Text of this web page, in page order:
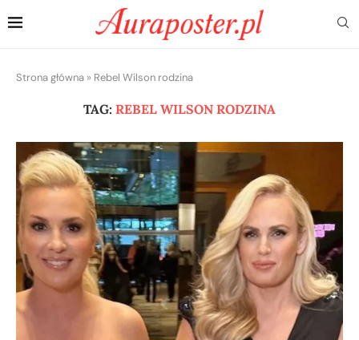
Strona główna » Rebel Wilson rodzina
TAG: REBEL WILSON RODZINA